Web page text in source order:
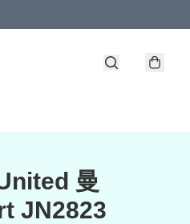
曼
JN2823